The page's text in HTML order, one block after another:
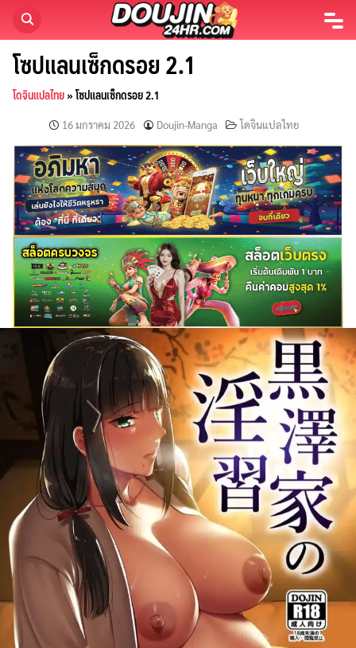
content
โซปแลนเซ็กดรอย 2.1
โดจินแปลไทย»โซปแลนเซ็กดรอย 2.1
16 มกราคม 2026 Doujin-Manga โดจินแปลไทย